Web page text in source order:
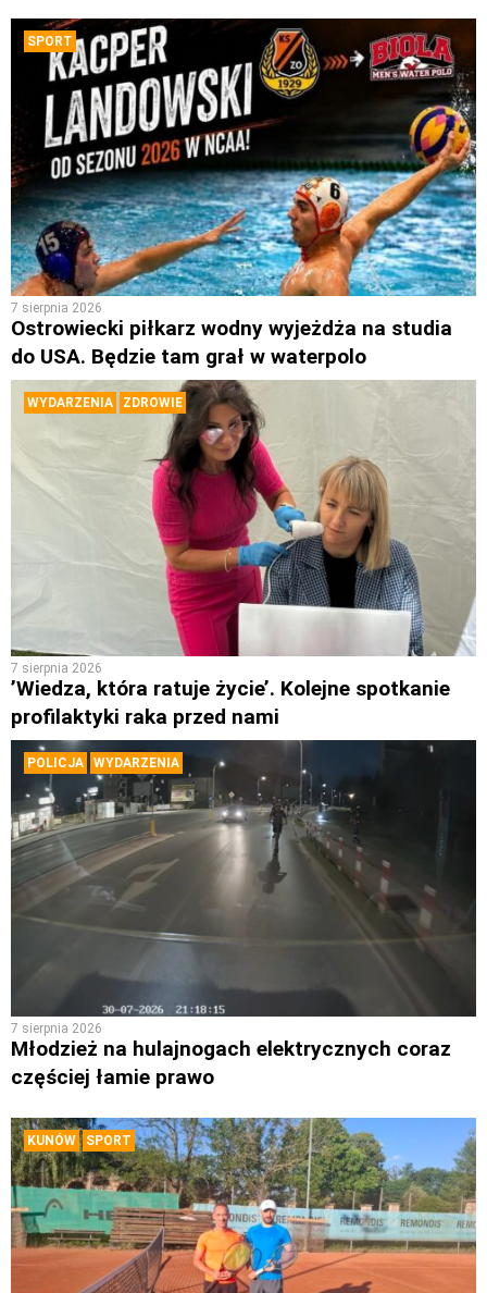
SPORT
7 sierpnia 2026
Ostrowiecki piłkarz wodny wyjeżdża na studia
do USA. Będzie tam grał w waterpolo
WYDARZENIA ZDROWIE
7 sierpnia 2026
’Wiedza, która ratuje życie’. Kolejne spotkanie
profilaktyki raka przed nami
POLICJA WYDARZENIA
7 sierpnia 2026
Młodzież na hulajnogach elektrycznych coraz
częściej łamie prawo
KUNÓW SPORT